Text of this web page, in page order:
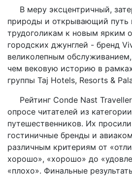
В меру эксцентричный,
природы и открывающий путь
трудоголикам к новым ярким
городских джунглей - бренд
великолепным
чем вековую историю в
группы Taj Hotels, Resorts &
Рейтинг Conde Nast
опросе читателей из
путешественников. Их
гостиничные бренды и
различным критериям от
хорошо», «хорошо» до
«плохо». Финальные